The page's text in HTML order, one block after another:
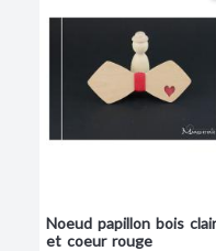
Noeud papillon bois clair
et coeur rouge